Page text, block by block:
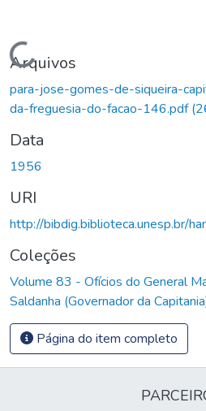
Carregando...
Arquivos
para-jose-gomes-de-siqueira-
da-freguesia-do-facao-146.pdf
Data
1956
URI
http://bibdig.biblioteca.unesp.br/
Coleções
Volume 83 - Ofícios do General
Saldanha (Governador da
Página do item completo